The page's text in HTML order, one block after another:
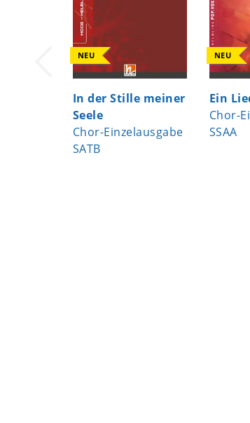
NEU
In der Stille meiner
Seele
Chor-Einzelausgabe
SATB
NEU
Ein
Chor-
SSAA